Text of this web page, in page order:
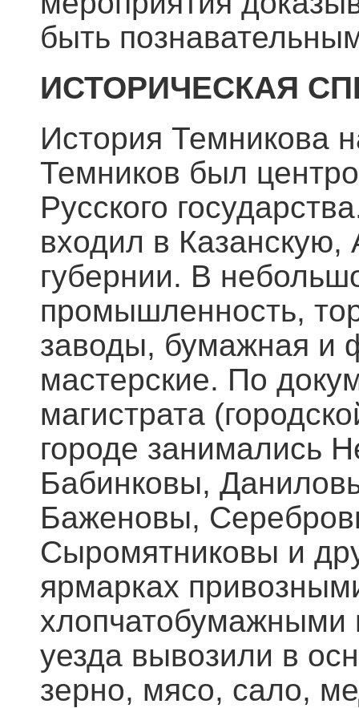
быть
ИСТОРИЧЕСКАЯ
История Темникова
Темников был
Русского
входил в
губернии. В
промышленность,
заводы, бумажная и
мастерские. По
магистрата
городе занимались
Бабинковы,
Баженовы,
Сыромятниковы и
ярмарках
уезда вывозили в
зерно, мясо, сало,